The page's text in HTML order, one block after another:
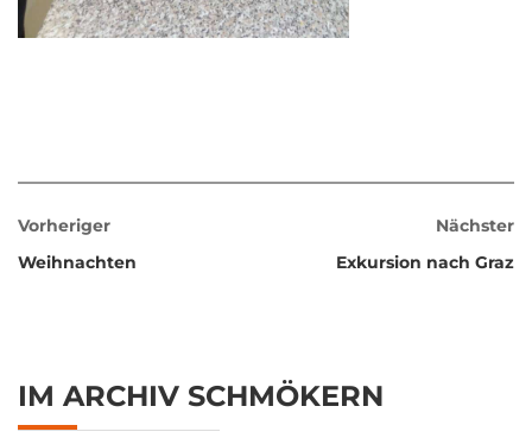
Vorheriger
Weihnachten
Nächster
Exkursion nach Graz
IM ARCHIV SCHMÖKERN